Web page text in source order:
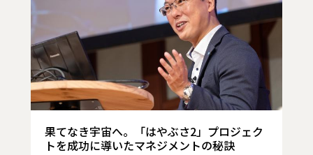
果てなき宇宙へ。「はやぶさ2」プロジェク
トを成功に導いたマネジメントの秘訣